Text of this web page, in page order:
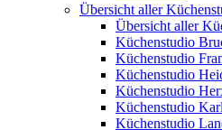
Übersicht aller
Übersicht aller
Küchenstudio
Küchenstudio
Küchenstudio
Küchenstudio
Küchenstudio
Küchenstudio